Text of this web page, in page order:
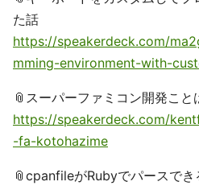
た話
https://speakerdeck.com/
mming-environment-with-
📎スーパーファミコン開発こと
https://speakerdeck.com/
-fa-kotohazime
📎cpanfileがRubyでパースで